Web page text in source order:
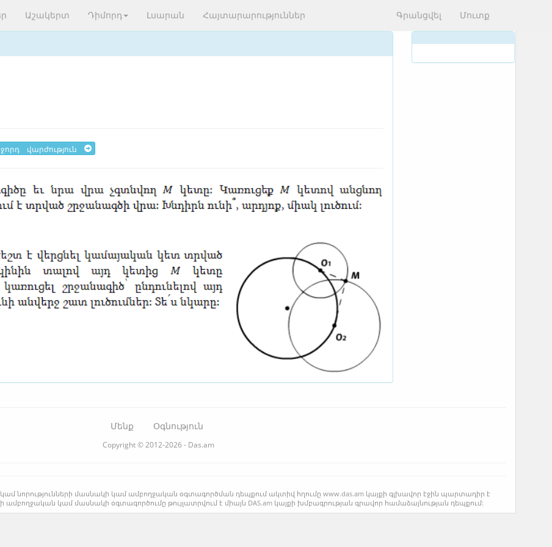
Աշակերտ Դիմորդ Լսարան Հայտարարություններ Գրանցվել Մուտք
վարժություն
Մենք Օգնություն
Copyright © 2012-2026 - Das.am
կամ նորությունների մասնակի կամ ամբողջական օգտագործման դեպքում ակտիվ հղումը www.das.am կայքի գլխավոր էջին պարտադիր է
ամբողջական կամ մասնակի օգտագործումը թույլատրվում է միայն DAS.am կայքի խմբագրության գրավոր համաձայնության դեպքում: